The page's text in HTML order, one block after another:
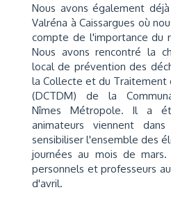
Nous avons également
Valréna à Caissargues où
compte de l'importance du
Nous avons rencontré la
local de prévention des
la Collecte et du Traitement
(DCTDM) de la
Nîmes Métropole. Il a
animateurs viennent
sensibiliser l'ensemble des
journées au mois de
personnels et professeurs
d'avril.